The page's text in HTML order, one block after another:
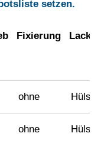
setzen.
Fixierung
ohne Hülse
ohne Hülse